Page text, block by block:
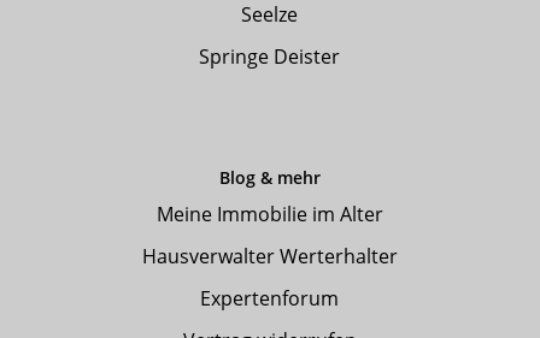
Seelze
Springe Deister
Blog & mehr
Meine Immobilie im Alter
Hausverwalter Werterhalter
Expertenforum